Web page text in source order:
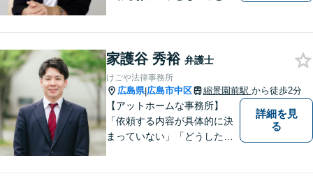
せください。丁寧にお話を伺
い、お一人おひとりに合った
解決方法を提案します。
家護谷 秀裕 弁護士
けごや法律事務所
広島県|広島市中区 縮景園前駅 から徒歩2分
【アットホームな事務所】
「依頼する内容が具体的に決
まっていない」「どうしたら
詳細を見
る